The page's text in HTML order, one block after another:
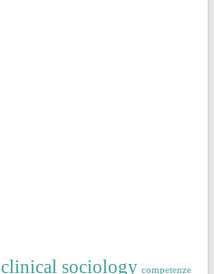
clinical sociology competenze